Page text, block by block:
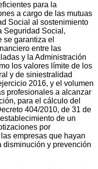
para la
a cargo de las mutuas
Social al sostenimiento
Seguridad Social,
se garantiza el
entre las
y la Administración
los valores límite de los
y de siniestralidad
2016, y el volumen
profesionales a alcanzar
para el cálculo del
404/2010, de 31 de
de un
por
empresas que hayan
disminución y prevención